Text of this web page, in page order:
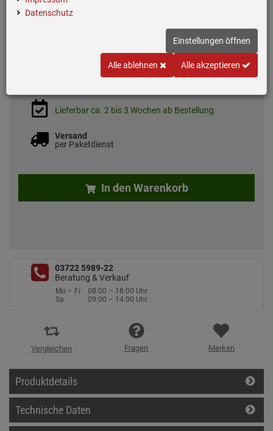
Lieferbar ca. 2 bis 3 Wochen ab Bestellung
Versand
per Paketdienst
In den Warenkorb
03722 5989-22
Beratung & Verkauf
Mo – Fr
08:00 – 18:00 Uhr
Sa
09:00 – 14:00 Uhr
Vergleichen Fragen Merken
Produktdetails
Technische Daten
Datenschutz
Einstellungen öffnen
Alle ablehnen Alle akzeptieren